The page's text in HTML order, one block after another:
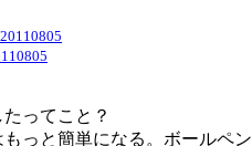
ってこと？
っと簡単になる。ボールペン